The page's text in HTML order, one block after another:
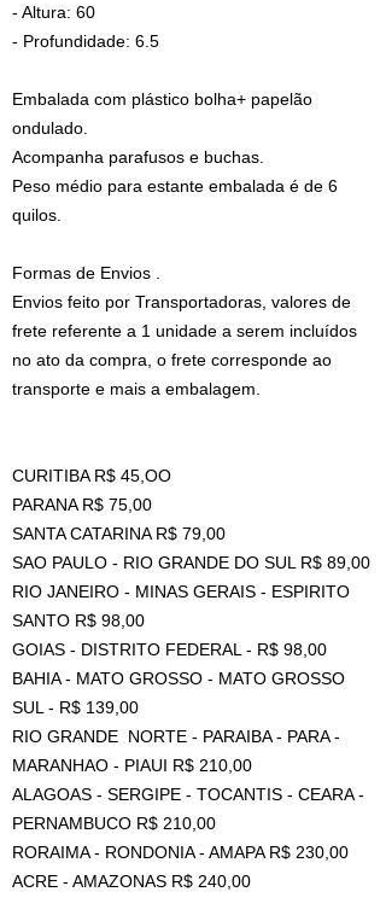
- Altura: 60
- Profundidade: 6.5
Embalada com plástico bolha+ papelão
ondulado.
Acompanha parafusos e buchas.
Peso médio para estante embalada é de 6
quilos.
Formas de Envios .
Envios feito por Transportadoras, valores de
frete referente a 1 unidade a serem incluídos
no ato da compra, o frete corresponde ao
transporte e mais a embalagem.
CURITIBA R$ 45,OO
PARANA R$ 75,00
SANTA CATARINA R$ 79,00
SAO PAULO - RIO GRANDE DO SUL R$ 89,00
RIO JANEIRO - MINAS GERAIS - ESPIRITO
SANTO R$ 98,00
GOIAS - DISTRITO FEDERAL - R$ 98,00
BAHIA - MATO GROSSO - MATO GROSSO
SUL - R$ 139,00
RIO GRANDE NORTE - PARAIBA - PARA -
MARANHAO - PIAUI R$ 210,00
ALAGOAS - SERGIPE - TOCANTIS - CEARA -
PERNAMBUCO R$ 210,00
RORAIMA - RONDONIA - AMAPA R$ 230,00
ACRE - AMAZONAS R$ 240,00